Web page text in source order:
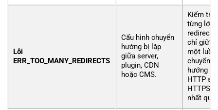
Lỗi
ERR_TOO_MANY_REDIRECTS
Cấu hình chuyển
hướng bị lặp
giữa server,
plugin, CDN
hoặc CMS.
Kiểm tra
từng lớp
redirect
chỉ giữ
một
chuyển
hướng
HTTP
HTTPS
nhất